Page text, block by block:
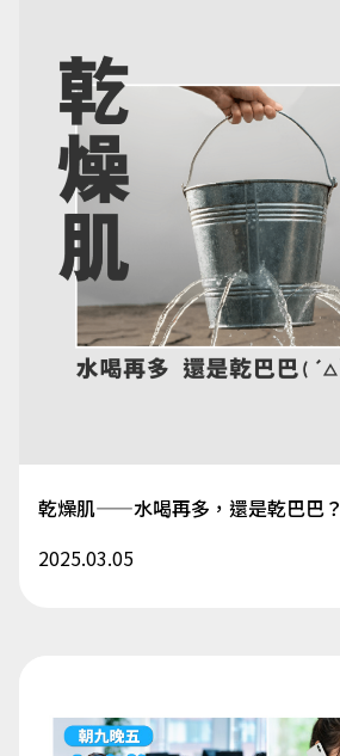
乾燥肌——水喝再多，還是乾巴巴？
2025.03.05